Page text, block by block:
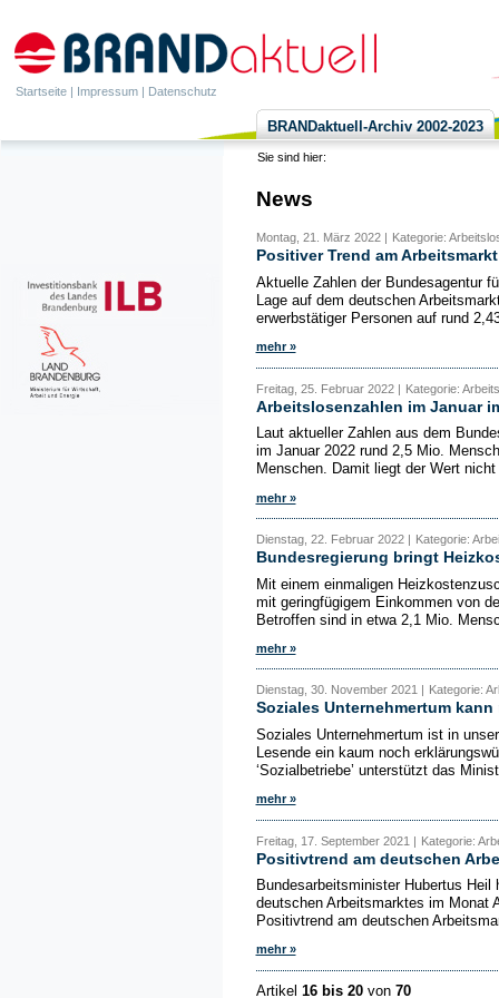
Startseite | Impressum | Datenschutz
BRANDaktuell-Archiv 2002-2023
Sie sind hier:
News
Montag, 21. März 2022 | Kategorie:
Positiver Trend am
Aktuelle Zahlen der Bundesagentur
Lage auf dem deutschen
erwerbstätiger Personen auf rund
mehr »
Freitag, 25. Februar 2022 | Kategorie:
Arbeitslosenzahlen im Januar
Laut aktueller Zahlen aus dem
im Januar 2022 rund 2,5 Mio.
Menschen. Damit liegt der Wert
mehr »
Dienstag, 22. Februar 2022 | Kategorie:
Bundesregierung bringt
Mit einem einmaligen
mit geringfügigem Einkommen von
Betroffen sind in etwa 2,1 Mio.
mehr »
Dienstag, 30. November 2021 | Kategorie:
Soziales Unternehmertum
Soziales Unternehmertum ist in
Lesende ein kaum noch
‘Sozialbetriebe’ unterstützt das
mehr »
Freitag, 17. September 2021 | Kategorie:
Positivtrend am deutschen
Bundesarbeitsminister Hubertus
deutschen Arbeitsmarktes im Monat
Positivtrend am deutschen
mehr »
Artikel 16 bis 20von 70